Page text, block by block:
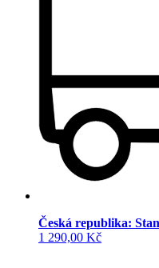
Česká republika:
1 290,00 Kč